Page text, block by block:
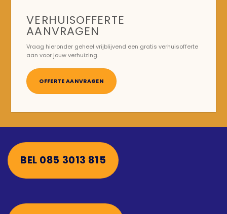
VERHUISOFFERTE
AANVRAGEN
Vraag hieronder geheel vrijblijvend een gratis verhuisofferte
aan voor jouw verhuizing.
OFFERTE AANVRAGEN
BEL 085 3013 815